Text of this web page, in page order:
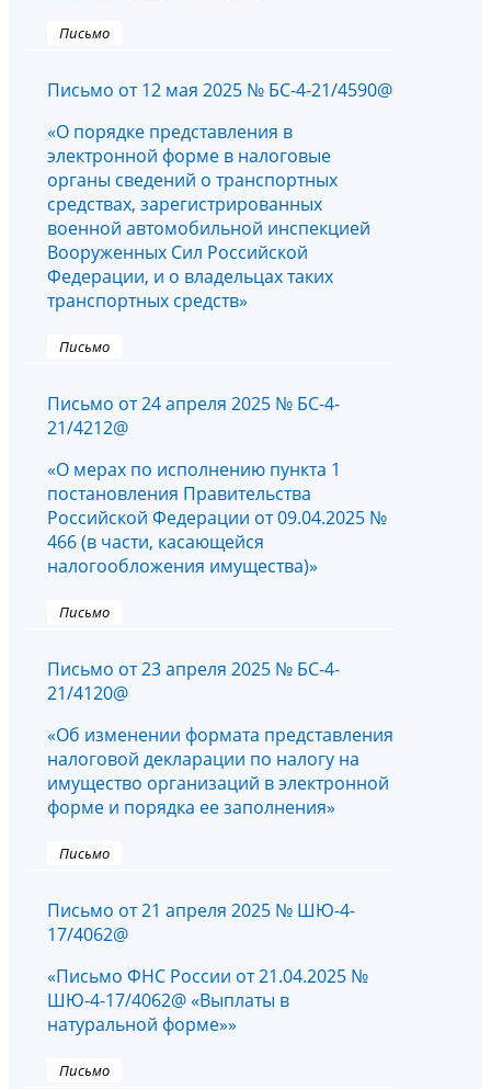
Письмо
Письмо от 12 мая 2025 № БС-4-21/4590@
«О порядке представления в
электронной форме в налоговые
органы сведений о транспортных
средствах, зарегистрированных
военной автомобильной инспекцией
Вооруженных Сил Российской
Федерации, и о владельцах таких
транспортных средств»
Письмо
Письмо от 24 апреля 2025 № БС-4-
21/4212@
«О мерах по исполнению пункта 1
постановления Правительства
Российской Федерации от 09.04.2025 №
466 (в части, касающейся
налогообложения имущества)»
Письмо
Письмо от 23 апреля 2025 № БС-4-
21/4120@
«Об изменении формата представления
налоговой декларации по налогу на
имущество организаций в электронной
форме и порядка ее заполнения»
Письмо
Письмо от 21 апреля 2025 № ШЮ-4-
17/4062@
«Письмо ФНС России от 21.04.2025 №
ШЮ-4-17/4062@ «Выплаты в
натуральной форме»»
Письмо